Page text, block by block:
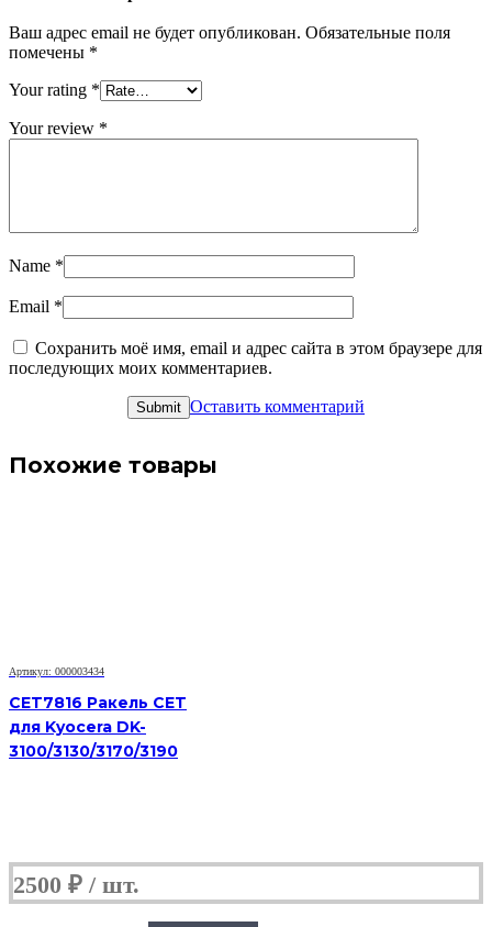
Ваш адрес email не будет опубликован. Обязательные поля
помечены *
Your rating *
Your review *
Name *
Email *
Сохранить моё имя, email и адрес сайта в этом браузере для
последующих моих комментариев.
Оставить комментарий
Похожие товары
Артикул: 000003434
CET7816 Ракель CET
для Kyocera DK-
3100/3130/3170/3190
2500 ₽